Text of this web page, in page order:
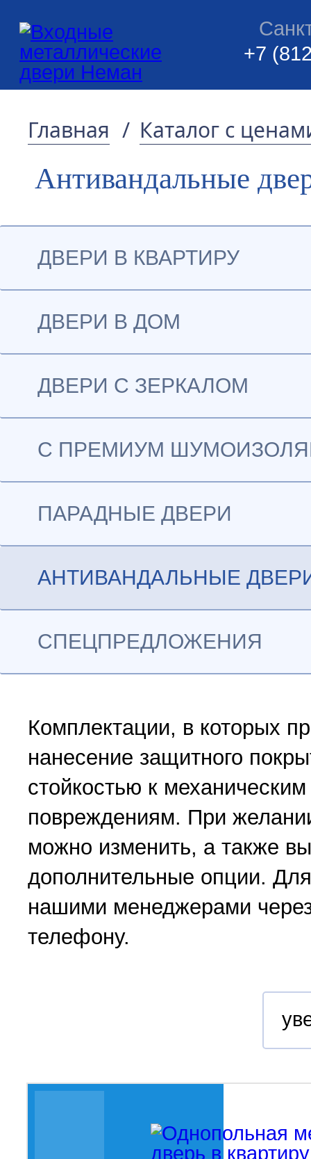
+7
Главная / Каталог с
Антивандальные
ДВЕРИ В КВАРТИРУ
ДВЕРИ В ДОМ
ДВЕРИ С ЗЕРКАЛОМ
С ПРЕМИУМ
ПАРАДНЫЕ ДВЕРИ
АНТИВАНДАЛЬНЫЕ
СПЕЦПРЕДЛОЖЕНИЯ
Комплектации, в которых
нанесение защитного
стойкостью к
повреждениям. При
можно изменить, а также
дополнительные опции.
нашими менеджерами
телефону.